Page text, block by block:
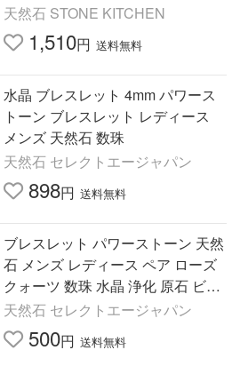
天然石 STONE KITCHEN
1,510円 送料無料
水晶 ブレスレット 4mm パワース
トーン ブレスレット レディース
メンズ 天然石 数珠
天然石 セレクトエージャパン
898円 送料無料
ブレスレット パワーストーン 天然
石 メンズ レディース ペア ローズ
クォーツ 数珠 水晶 浄化 原石 ビー
ズ 金属アレルギー つけっぱなし
プレゼント 腕輪 可愛い
天然石 セレクトエージャパン
500円 送料無料